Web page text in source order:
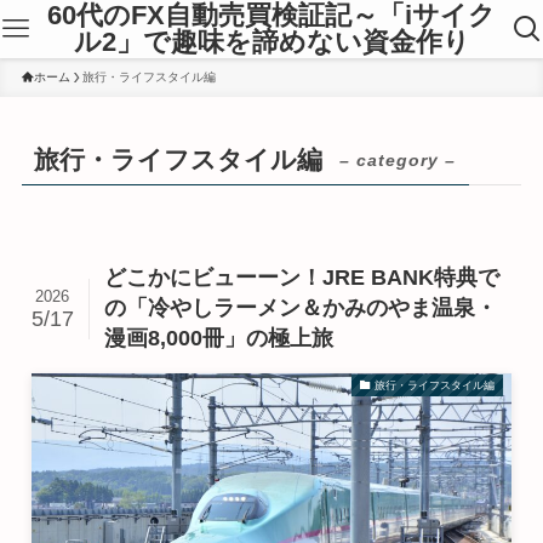
60代のFX自動売買検証記～「iサイク
ル2」で趣味を諦めない資金作り
ホーム 旅行・ライフスタイル編
旅行・ライフスタイル編 – category –
どこかにビューーン！JRE BANK特典で
の「冷やしラーメン＆かみのやま温泉・
漫画8,000冊」の極上旅
2026
5/17
旅行・ライフスタイル編